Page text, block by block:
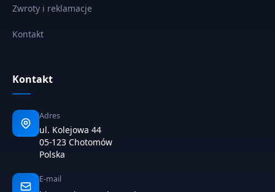
Zwroty i reklamacje
Kontakt
Kontakt
Adres
ul. Kolejowa 44
05-123 Chotomów
Polska
E-mail